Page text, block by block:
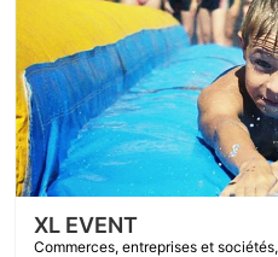
XL EVENT
Commerces, entreprises et sociétés,